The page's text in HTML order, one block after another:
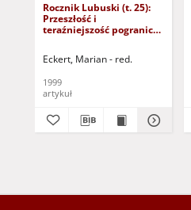
Rocznik Lubuski (t. 25):
Przeszłość i
teraźniejszość pogranicza
Eckert, Marian - red.
1999
artykuł